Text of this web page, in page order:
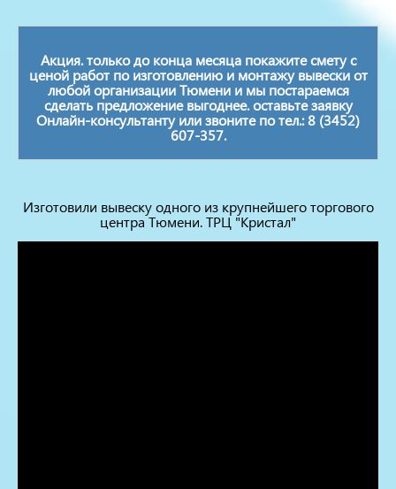
Акция. только до конца месяца покажите смету с
ценой работ по изготовлению и монтажу вывески от
любой организации Тюмени и мы постараемся
сделать предложение выгоднее. оставьте заявку
Онлайн-консультанту или звоните по тел.: 8 (3452)
607-357.
Изготовили вывеску одного из крупнейшего торгового
центра Тюмени. ТРЦ "Кристал"